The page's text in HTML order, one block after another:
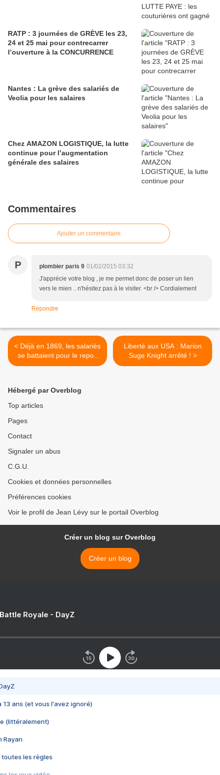
RATP : 3 journées de GRÈVE les 23,
24 et 25 mai pour contrecarrer
l’ouverture à la CONCURRENCE
Nantes : La grève des salariés de
Veolia pour les salaires
Chez AMAZON LOGISTIQUE, la lutte
continue pour l’augmentation
générale des salaires
Commentaires
Ajouter un commentaire
P plombier paris 9 01/02/2015 03:32
J'apprécie votre blog , je me permet donc de poser un lien
vers le mien .. n'hésitez pas à le visiter. <br /> Cordialement
Répondre
< Déjà en 1869, les salariés
se battaient pour le repos
dominical, obtenu en 1906.
Liberté aux USA : Marion
Suge Knight arrêté ! >
Hébergé par Overblog
Top articles
Pages
Contact
Signaler un abus
C.G.U.
Cookies et données personnelles
Préférences cookies
Voir le profil de Jean Lévy sur le portail Overblog
Créer un blog sur Overblog
Créer un blog
Royale - DayZ
13 ans (et vous l'avez ignoré)
(littéralement)
Rayan
toutes les règles